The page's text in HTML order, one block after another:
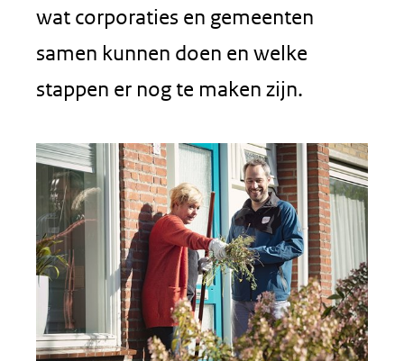
wat corporaties en gemeenten
samen kunnen doen en welke
stappen er nog te maken zijn.